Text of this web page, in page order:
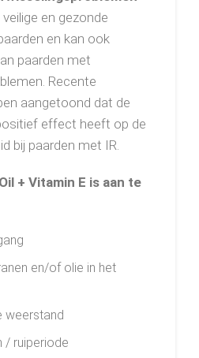
en gezonde
en kan ook
paarden met
Recente
aangetoond dat de
effect heeft op de
bij paarden met IR.
+ Vitamin E is aan te
en/of olie in het
weerstand
/ ruiperiode